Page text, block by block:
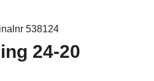
538124
24-20